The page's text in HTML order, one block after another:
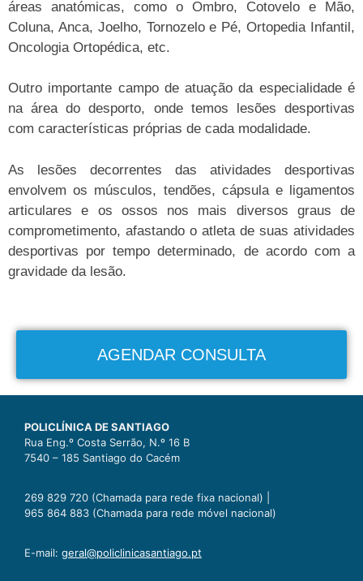
áreas anatómicas, como o Ombro, Cotovelo e Mão,
Coluna, Anca, Joelho, Tornozelo e Pé, Ortopedia Infantil,
Oncologia Ortopédica, etc.
Outro importante campo de atuação da especialidade é
na área do desporto, onde temos lesões desportivas
com características próprias de cada modalidade.
As lesões decorrentes das atividades desportivas
envolvem os músculos, tendões, cápsula e ligamentos
articulares e os ossos nos mais diversos graus de
comprometimento, afastando o atleta de suas atividades
desportivas por tempo determinado, de acordo com a
gravidade da lesão.
AGENDAR CONSULTA
POLICLÍNICA DE SANTIAGO
Rua Eng.º Costa Serrão, N.º 16 B
7540 – 185 Santiago do Cacém
269 829 720 (Chamada para rede fixa nacional) |
965 864 883 (Chamada para rede móvel nacional)
E-mail: geral@policlinicasantiago.pt